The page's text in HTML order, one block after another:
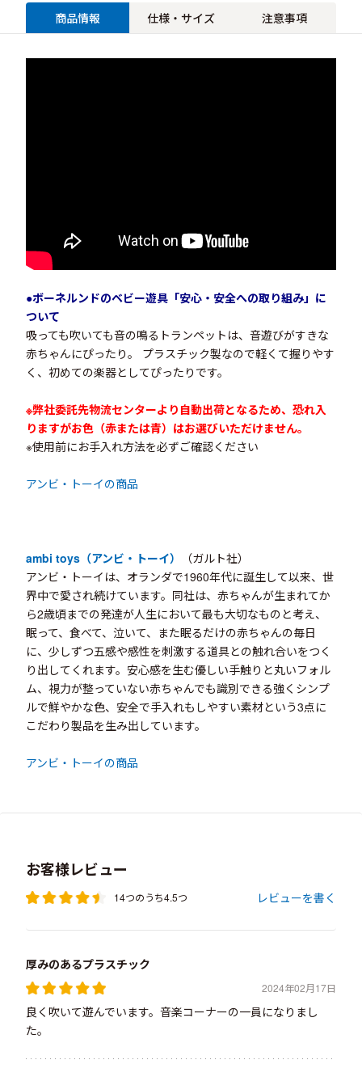
商品情報 仕様・サイズ 注意事項
●ボーネルンドのベビー遊具「安心・安全への取り組み」 に
ついて
吸っても吹いても音の鳴るトランペットは、音遊びがすきな
赤ちゃんにぴったり。 プラスチック製なので軽くて握りやす
く、初めての楽器としてぴったりです。
※弊社委託先物流センターより自動出荷となるため、恐れ入
りますがお色（赤または青）はお選びいただけません。
※使用前にお手入れ方法を必ずご確認ください
アンビ・トーイの商品
ambi toys（アンビ・トーイ）
（ガルト社）
アンビ・トーイは、オランダで1960年代に誕生して以来、世
界中で愛され続けています。同社は、赤ちゃんが生まれてか
ら2歳頃までの発達が人生において最も大切なものと考え、
眠って、食べて、泣いて、また眠るだけの赤ちゃんの毎日
に、少しずつ五感や感性を刺激する道具との触れ合いをつく
り出してくれます。安心感を生む優しい手触りと丸いフォル
ム、視力が整っていない赤ちゃんでも識別できる強くシンプ
ルで鮮やかな色、安全で手入れもしやすい素材という3点に
こだわり製品を生み出しています。
アンビ・トーイの商品
お客様レビュー
14つのうち4.5つ レビューを書く
厚みのあるプラスチック
2024年02月17日
良く吹いて遊んでいます。音楽コーナーの一員になりまし
た。